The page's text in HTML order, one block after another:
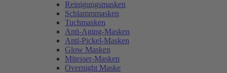
Reinigungsmasken
Schlammmasken
Tuchmasken
Anti-Aging-Masken
Anti-Pickel-Masken
Glow Masken
Mitesser-Masken
Overnight Maske